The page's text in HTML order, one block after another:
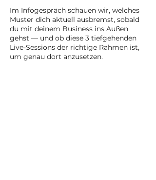
Im Infogespräch schauen wir, welches
Muster dich aktuell ausbremst, sobald
du mit deinem Business ins Außen
gehst — und ob diese 3 tiefgehenden
Live-Sessions der richtige Rahmen ist,
um genau dort anzusetzen.